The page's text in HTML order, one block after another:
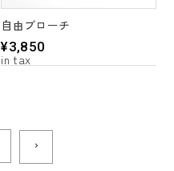
自由ブローチ
¥3,850